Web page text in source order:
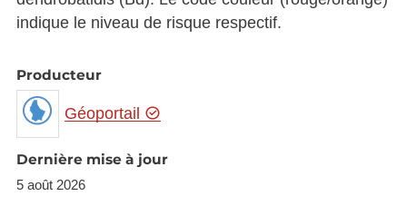
indique le niveau de risque respectif.
Producteur
Géoportail
Dernière mise à jour
5 août 2026